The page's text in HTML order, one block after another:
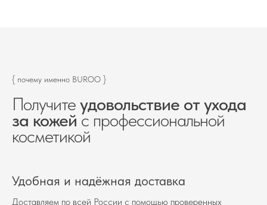
Получитеудовольствие от ухода
за кожей с профессиональной
косметикой
{ почему именно BUROO }
Удобная и надёжная доставка
Доставляем по всей России с помощью проверенных